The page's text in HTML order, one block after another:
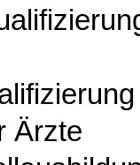
Ärzte